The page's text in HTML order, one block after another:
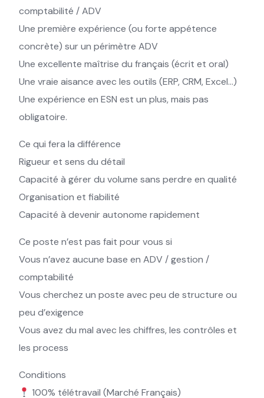
comptabilité / ADV
Une première expérience (ou forte appétence
concrète) sur un périmètre ADV
Une excellente maîtrise du français (écrit et oral)
Une vraie aisance avec les outils (ERP, CRM, Excel…)
Une expérience en ESN est un plus, mais pas
obligatoire.
Ce qui fera la différence
Rigueur et sens du détail
Capacité à gérer du volume sans perdre en qualité
Organisation et fiabilité
Capacité à devenir autonome rapidement
Ce poste n’est pas fait pour vous si
Vous n’avez aucune base en ADV / gestion /
comptabilité
Vous cherchez un poste avec peu de structure ou
peu d’exigence
Vous avez du mal avec les chiffres, les contrôles et
les process
Conditions
100% télétravail (Marché Français)